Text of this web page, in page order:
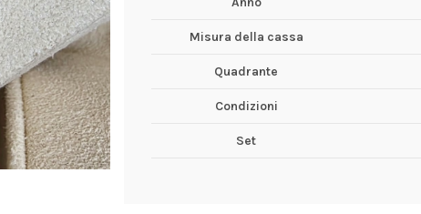
Misura della cassa
Quadrante
Condizioni
Set